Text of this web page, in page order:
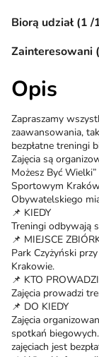
Biorą udział (1 /
Zainteresowani
Opis
Zapraszamy
zaawansowania,
bezpłatne treningi
Zajęcia są
Możesz Być
Sportowym
Obywatelskiego
📌 KIEDY
Treningi odbywają
📌 MIEJSCE
Park Czyżyński
Krakowie.
📌 KTO
Zajęcia prowadzi
📌 DO KIEDY
Zajęcia
spotkań
zajęciach jest